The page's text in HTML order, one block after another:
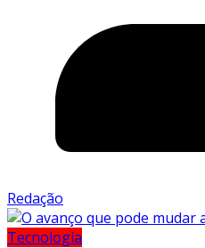
Redação
Tecnologia